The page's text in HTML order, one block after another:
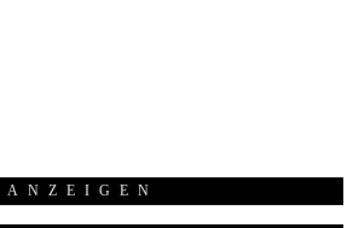
ANZEI­GEN